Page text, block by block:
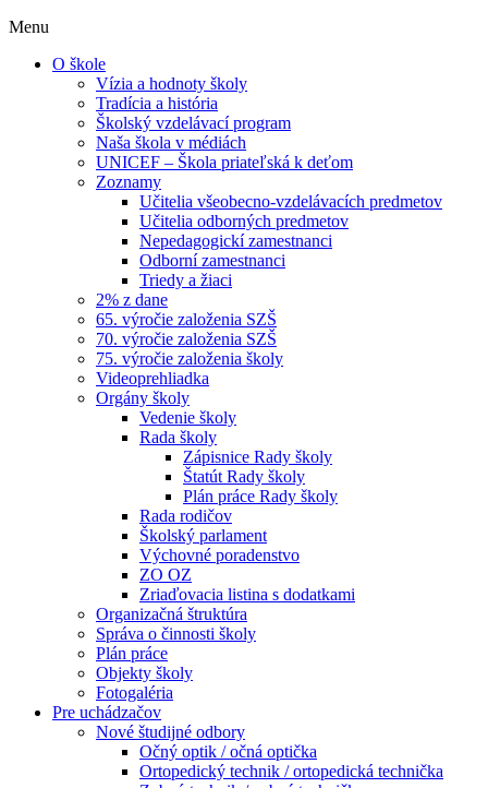
Menu
O škole
Vízia a hodnoty školy
Tradícia a história
Školský vzdelávací program
Naša škola v médiách
UNICEF – Škola priateľská k deťom
Zoznamy
Učitelia všeobecno-vzdelávacích predmetov
Učitelia odborných predmetov
Nepedagogickí zamestnanci
Odborní zamestnanci
Triedy a žiaci
2% z dane
65. výročie založenia SZŠ
70. výročie založenia SZŠ
75. výročie založenia školy
Videoprehliadka
Orgány školy
Vedenie školy
Rada školy
Zápisnice Rady školy
Štatút Rady školy
Plán práce Rady školy
Rada rodičov
Školský parlament
Výchovné poradenstvo
ZO OZ
Zriaďovacia listina s dodatkami
Organizačná štruktúra
Správa o činnosti školy
Plán práce
Objekty školy
Fotogaléria
Pre uchádzačov
Nové študijné odbory
Očný optik / očná optička
Ortopedický technik / ortopedická technička